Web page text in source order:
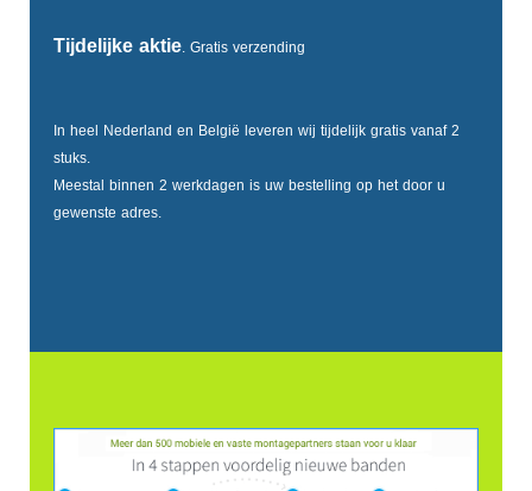
Tijdelijke aktie. Gratis verzending
In heel Nederland en België leveren wij tijdelijk gratis vanaf 2
stuks.
Meestal binnen 2 werkdagen is uw bestelling op het door u
gewenste adres.